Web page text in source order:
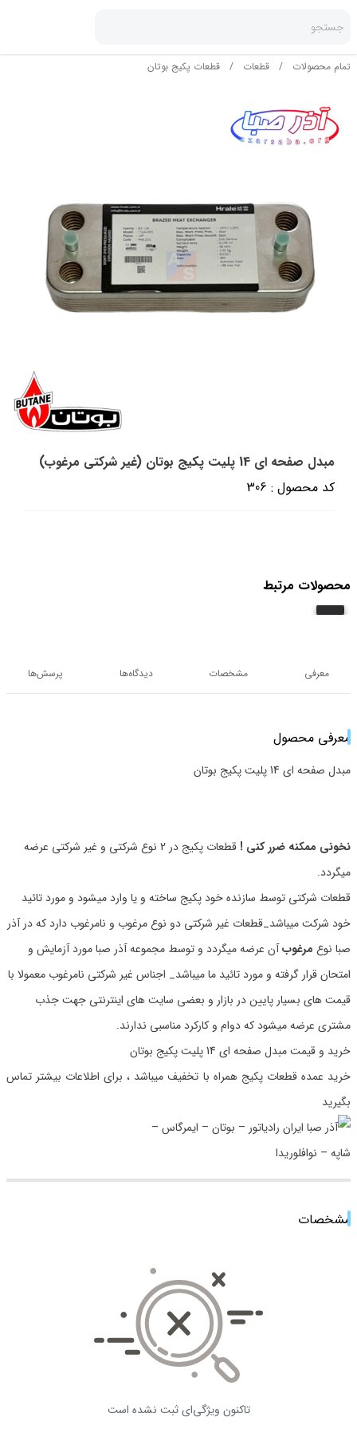
جستجو
تمام محصولات / قطعات / قطعات پکیج بوتان
مبدل صفحه ای 14 پلیت پکیج بوتان (غیر شرکتی مرغوب)
کد محصول : 306
محصولات مرتبط
معرفی مشخصات دیدگاه‌ها پرسش‌ها
معرفی محصول
مبدل صفحه ای 14 پلیت پکیج بوتان
نخونی ممکنه ضرر کنی !
قطعات پکیج در 2 نوع شرکتی و غیر شرکتی عرضه
میگردد.
قطعات شرکتی توسط سازنده خود پکیج ساخته و یا وارد میشود و مورد تائید
خود شرکت میباشد_قطعات غیر شرکتی دو نوع مرغوب و نامرغوب دارد که در آذر
صبا نوع مرغوبآن عرضه میگردد و توسط مجموعه آذر صبا مورد آزمایش و
امتحان قرار گرفته و مورد تائید ما میباشد_ اجناس غیر شرکتی نامرغوب معمولا با
قیمت های بسیار پایین در بازار و بعضی سایت های اینترنتی جهت جذب
مشتری عرضه میشود که دوام و کارکرد مناسبی ندارند.
خرید و قیمت مبدل صفحه ای 14 پلیت پکیج بوتان
خرید عمده قطعات پکیج همراه با تخفیف میباشد ، برای اطلاعات بیشتر تماس
بگیرید
مشخصات
تاکنون ویژگی‌ای ثبت نشده است